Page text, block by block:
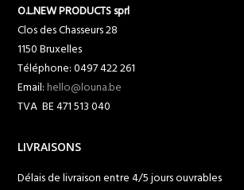
O.L.NEW PRODUCTS sprl
Clos des Chasseurs 28
1150 Bruxelles
Téléphone: 0497 422 261
Email:hello@louna.be
TVA BE 471 513 040
LIVRAISONS
Délais de livraison entre 4/5 jours ouvrables